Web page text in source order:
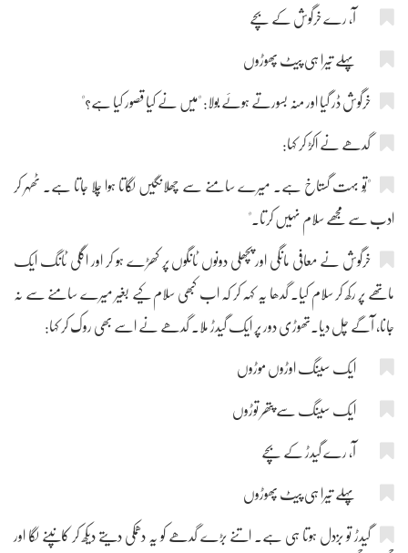
آ، رے خرگوش کے بچے
پہلے تیرا ہی پیٹ پھوڑوں
خرگوش ڈر گیا اور منہ بسورتے ہوئے بولا: "میں نے کیا قصور کیا ہے؟"
گدھے نے اکڑ کر کہا:
"تُو بہت گستاخ ہے۔ میرے سامنے سے چھلانگیں لگاتا ہوا چلا جاتا ہے۔ ٹھہر کر
ادب سے مجھے سلام نہیں کرتا۔"
خرگوش نے معافی مانگی اور پچھلی دونوں ٹانگوں پر کھڑے ہو کر اور اگلی ٹانگ ایک
ماتھے پر رکھ کر سلام کیا۔ گدھا یہ کہہ کر کہ اب کبھی سلام کیے بغیر میرے سامنے سے نہ
جانا، آگے چل دیا۔تھوڑی دور پر ایک گیدڑ ملا۔ گدھے نے اسے بھی روک کر کہا:
ایک سینگ اوڑوں موڑوں
ایک سینگ سے پتھر توڑوں
آ، رے گیدڑ کے بچے
پہلے تیرا ہی پیٹ پھوڑوں
گیدڑ تو بزدل ہوتا ہی ہے۔ اتنے بڑے گدھے کو یہ دھمکی دیتے دیکھ کر کانپنے لگا اور